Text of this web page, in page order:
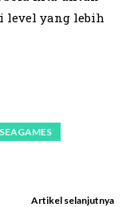
level yang lebih
Artikel selanjutnya